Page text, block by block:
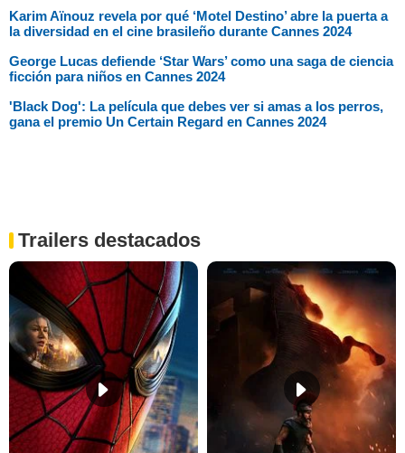
Karim Aïnouz revela por qué ‘Motel Destino’ abre la puerta a
la diversidad en el cine brasileño durante Cannes 2024
George Lucas defiende ‘Star Wars’ como una saga de ciencia
ficción para niños en Cannes 2024
'Black Dog': La película que debes ver si amas a los perros,
gana el premio Un Certain Regard en Cannes 2024
Trailers destacados